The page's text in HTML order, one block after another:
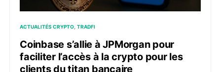
ACTUALITÉS CRYPTO TRADFI
Coinbase s’allie à JPMorgan pour
faciliter l’accès à la crypto pour les
clients du titan bancaire